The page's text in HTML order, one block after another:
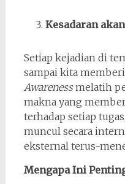
Kesadaran
Setiap kejadian di
sampai kita
Awarenessmelatih
makna yang
terhadap setiap
muncul secara
eksternal terus-
Mengapa Ini